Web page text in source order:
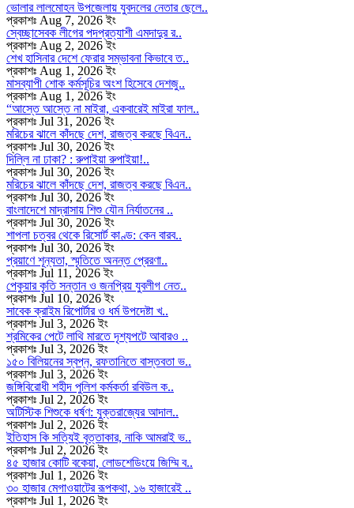
ভোলার লালমোহন উপজেলায় যুবদলের নেতার ছেলে..
প্রকাশঃ Aug 7, 2026 ইং
স্বেচ্ছাসেবক লীগের পদপ্রত্যাশী এমদাদুর র..
প্রকাশঃ Aug 2, 2026 ইং
শেখ হাসিনার দেশে ফেরার সম্ভাবনা কিভাবে ত..
প্রকাশঃ Aug 1, 2026 ইং
মাসব্যাপী শোক কর্মসূচির অংশ হিসেবে দেশজু..
প্রকাশঃ Aug 1, 2026 ইং
“আস্তে আস্তে না মাইরা, একবারেই মাইরা ফাল..
প্রকাশঃ Jul 31, 2026 ইং
মরিচের ঝালে কাঁদছে দেশ, রাজত্ব করছে বিএন..
প্রকাশঃ Jul 30, 2026 ইং
দিল্লি না ঢাকা? : রুপাইয়া রুপাইয়া!..
প্রকাশঃ Jul 30, 2026 ইং
মরিচের ঝালে কাঁদছে দেশ, রাজত্ব করছে বিএন..
প্রকাশঃ Jul 30, 2026 ইং
বাংলাদেশে মাদ্রাসায় শিশু যৌন নির্যাতনের ..
প্রকাশঃ Jul 30, 2026 ইং
শাপলা চত্বর থেকে রিসোর্ট কাণ্ড: কেন বারব..
প্রকাশঃ Jul 30, 2026 ইং
প্রয়াণে শূন্যতা, স্মৃতিতে অনন্ত প্রেরণা..
প্রকাশঃ Jul 11, 2026 ইং
পেকুয়ার কৃতি সন্তান ও জনপ্রিয় যুবলীগ নেত..
প্রকাশঃ Jul 10, 2026 ইং
সাবেক ক্রাইম রিপোর্টার ও ধর্ম উপদেষ্টা খ..
প্রকাশঃ Jul 3, 2026 ইং
শ্রমিকের পেটে লাথি মারতে দৃশ্যপটে আবারও ..
প্রকাশঃ Jul 3, 2026 ইং
১৫০ বিলিয়নের স্বপ্ন, রফতানিতে বাস্তবতা ভ..
প্রকাশঃ Jul 3, 2026 ইং
জঙ্গিবিরোধী শহীদ পুলিশ কর্মকর্তা রবিউল ক..
প্রকাশঃ Jul 2, 2026 ইং
অটিস্টিক শিশুকে ধর্ষণ: যুক্তরাজ্যের আদাল..
প্রকাশঃ Jul 2, 2026 ইং
ইতিহাস কি সত্যিই বৃত্তাকার, নাকি আমরাই ভ..
প্রকাশঃ Jul 2, 2026 ইং
৪৫ হাজার কোটি বকেয়া, লোডশেডিংয়ে জিম্মি ব..
প্রকাশঃ Jul 1, 2026 ইং
৩০ হাজার মেগাওয়াটের রূপকথা, ১৬ হাজারেই ..
প্রকাশঃ Jul 1, 2026 ইং